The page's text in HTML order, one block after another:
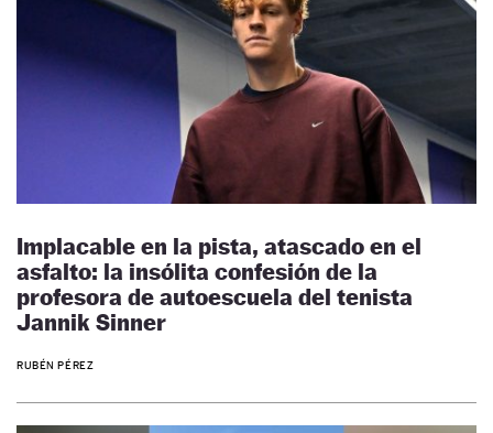
Implacable en la pista, atascado en el
asfalto: la insólita confesión de la
profesora de autoescuela del tenista
Jannik Sinner
RUBÉN PÉREZ